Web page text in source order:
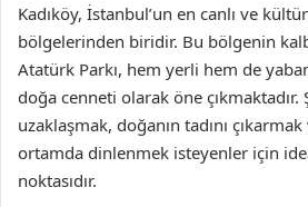
Kadıköy, İstanbul’un en canlı ve
bölgelerinden biridir. Bu bölgenin
Atatürk Parkı, hem yerli hem de
doğa cenneti olarak öne
uzaklaşmak, doğanın tadını
ortamda dinlenmek isteyenler için
noktasıdır.